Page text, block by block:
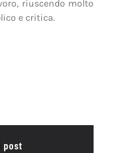
riuscendo molto
e critica.
post